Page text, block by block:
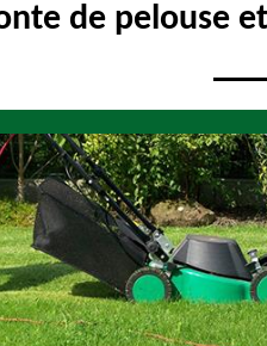
de pelouse